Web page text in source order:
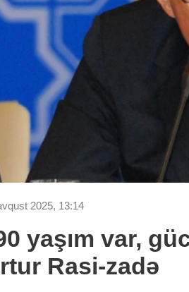
2025, 13:14
yaşım var,
Rasi-zadə